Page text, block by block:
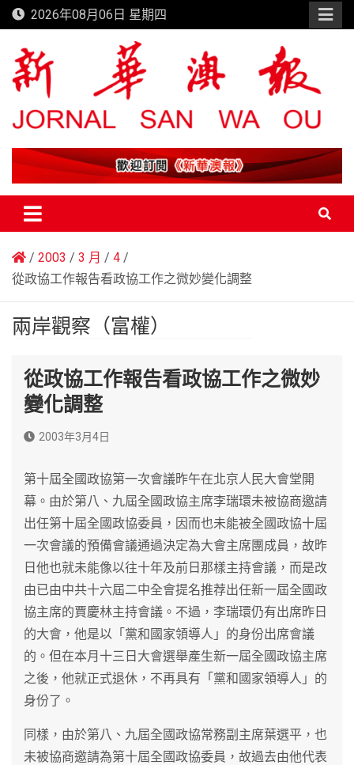
Skip
to
content
2026年08月06日 星期四
新華澳報
2003 3 月
4
從政協工作報告看政協工作之微妙變化調整
兩岸觀察（富權）
從政協工作報告看政協工作之微妙
變化調整
2003年3月4日
第十屆全國政協第一次會議昨午在北京人民大會堂開
幕。由於第八、九屆全國政協主席李瑞環未被協商邀請
出任第十屆全國政協委員，因而也未能被全國政協十屆
一次會議的預備會議通過決定為大會主席團成員，故昨
日他也就未能像以往十年及前日那樣主持會議，而是改
由已由中共十六屆二中全會提名推荐出任新一屆全國政
協主席的賈慶林主持會議。不過，李瑞環仍有出席昨日
的大會，他是以「黨和國家領導人」的身份出席會議
的。但在本月十三日大會選舉產生新一屆全國政協主席
之後，他就正式退休，不再具有「黨和國家領導人」的
身份了。
同樣，由於第八、九屆全國政協常務副主席葉選平，也
未被協商邀請為第十屆全國政協委員，故過去由他代表